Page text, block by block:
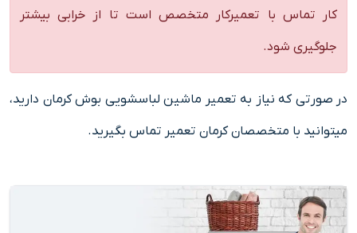
کار تماس با تعمیرکار متخصص است تا از خرابی بیشتر
جلوگیری شود.
در صورتی که نیاز به تعمیر ماشین لباسشویی بوش کرمان دارید،
میتوانید با متخصصانکرمان تعمیر تماس بگیرید.